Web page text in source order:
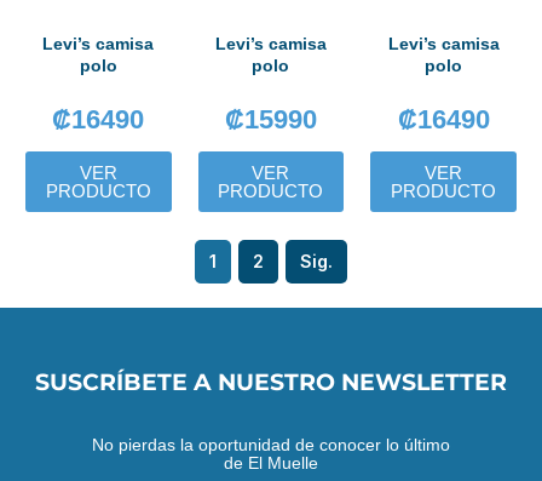
Levi’s camisa
polo
₡16490
VER
PRODUCTO
Levi’s camisa
polo
₡15990
VER
PRODUCTO
Levi’s camisa
polo
₡16490
VER
PRODUCTO
1 2 Sig.
SUSCRÍBETE A NUESTRO NEWSLETTER
No pierdas la oportunidad de conocer lo último
de El Muelle